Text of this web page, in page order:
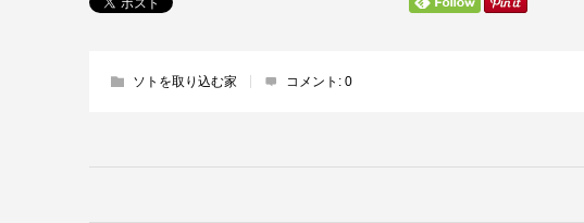
ソトを取り込む家 コメント: 0